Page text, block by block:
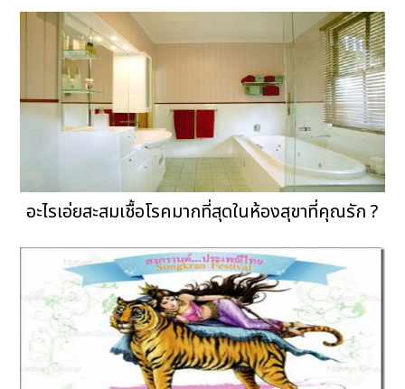
อะไรเอ่ยสะสมเชื้อโรคมากที่สุดในห้องสุขาที่คุณรัก ?